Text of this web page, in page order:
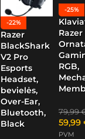
-22%
Razer
BlackShark
V2 Pro
Esports
Headset,
bevielės,
Over-Ear,
Bluetooth,
Black
-25%
Razer
RGB,
79,99
59,99
PVM